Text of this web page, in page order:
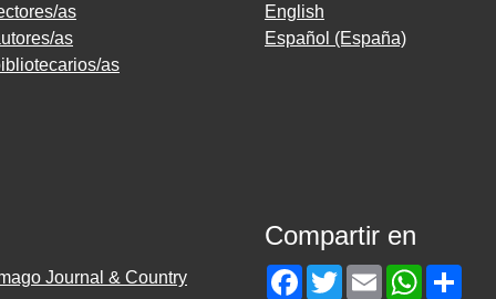
as
as
as
English
Español (España)
Compartir en
Facebook
TwitterEmail